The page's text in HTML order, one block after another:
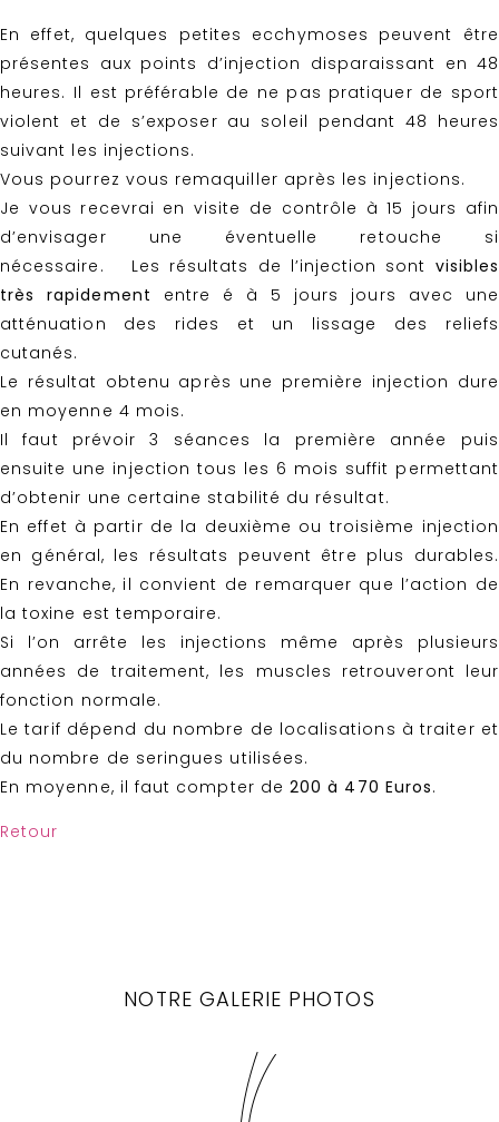
En effet, quelques petites ecchymoses peuvent être
présentes aux points d’injection disparaissant en 48
heures. Il est préférable de ne pas pratiquer de sport
violent et de s’exposer au soleil pendant 48 heures
suivant les injections.
Vous pourrez vous remaquiller après les injections.
Je vous recevrai en visite de contrôle à 15 jours afin
d’envisager une éventuelle retouche si
nécessaire.
Les résultats de l’injection sont visibles
très rapidement entre é à 5 jours jours avec une
atténuation des rides et un lissage des reliefs
cutanés.
Le résultat obtenu après une première injection dure
en moyenne 4 mois.
Il faut prévoir 3 séances la première année puis
ensuite une injection tous les 6 mois suffit permettant
d’obtenir une certaine stabilité du résultat.
En effet à partir de la deuxième ou troisième injection
en général, les résultats peuvent être plus durables.
En revanche, il convient de remarquer que l’action de
la toxine est temporaire.
Si l’on arrête les injections même après plusieurs
années de traitement, les muscles retrouveront leur
fonction normale.
Le tarif dépend du nombre de localisations à traiter et
du nombre de seringues utilisées.
En moyenne, il faut compter de 200 à 470 Euros.
Retour
NOTRE GALERIE PHOTOS